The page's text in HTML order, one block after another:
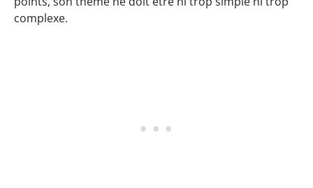
complexe.